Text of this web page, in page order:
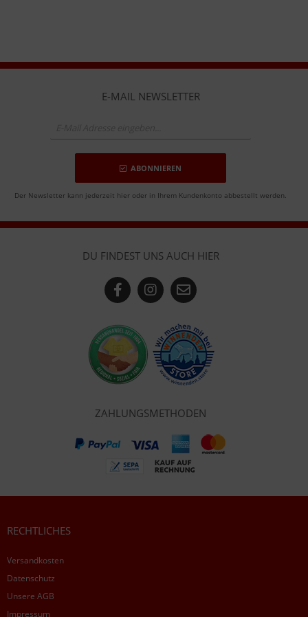
E-MAIL NEWSLETTER
ABONNIEREN
Der Newsletter kann jederzeit hier oder in Ihrem Kundenkonto abbestellt werden.
DU FINDEST UNS AUCH HIER
ZAHLUNGSMETHODEN
RECHTLICHES
Versandkosten
Datenschutz
Unsere AGB
Impressum